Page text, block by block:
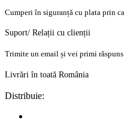
Cumperi în siguranță cu plata prin
Suport/ Relații cu clienții
Trimite un email și vei primi
Livrări în toată România
Distribuie: